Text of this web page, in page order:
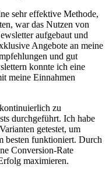
sehr effektive Methode,
war das Nutzen von
aufgebaut und
Angebote an meine
und gut
konnte ich eine
meine Einnahmen
zu
durchgeführt. Ich habe
getestet, um
besten funktioniert. Durch
Conversion-Rate
maximieren.